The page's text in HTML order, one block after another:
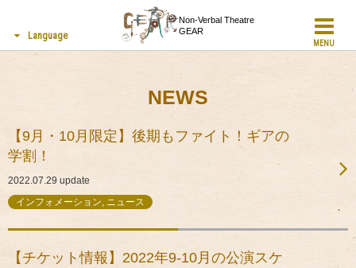
Non-Verbal Theatre
GEAR
MENU
Language
NEWS
【9月・10月限定】後期もファイト！ギアの
学割！
2022.07.29 update
インフォメーション, ニュース
【チケット情報】2022年9-10月の公演スケ